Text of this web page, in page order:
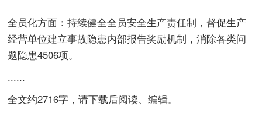
全员化方面：持续健全全员安全生产责任制，督促生产
经营单位建立事故隐患内部报告奖励机制，消除各类问
题隐患4506项。
......
全文约2716字，请下载后阅读、编辑。